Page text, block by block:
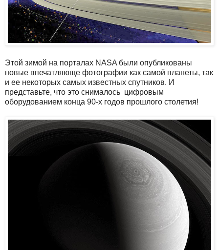
Этой зимой на порталах NASA были опубликованы
новые впечатляюще фотографии как самой планеты, так
и ее некоторых самых известных спутников. И
представьте, что это снималось цифровым
оборудованием конца 90-х годов прошлого столетия!